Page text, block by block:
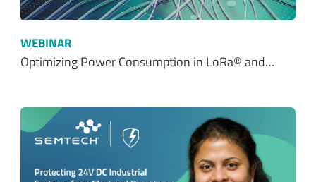
WEBINAR
Optimizing Power Consumption in LoRa® and…